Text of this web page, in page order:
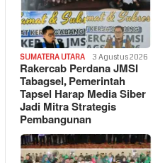
SUMATERA UTARA 3 Agustus 2026
Rakercab Perdana JMSI
Tabagsel, Pemerintah
Tapsel Harap Media Siber
Jadi Mitra Strategis
Pembangunan